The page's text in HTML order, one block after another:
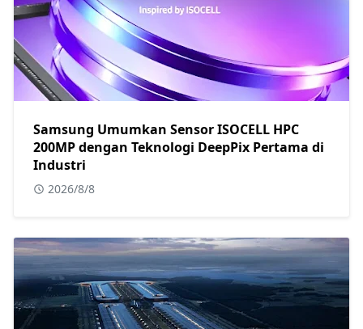
Samsung Umumkan Sensor ISOCELL HPC
200MP dengan Teknologi DeepPix Pertama di
Industri
2026/8/8